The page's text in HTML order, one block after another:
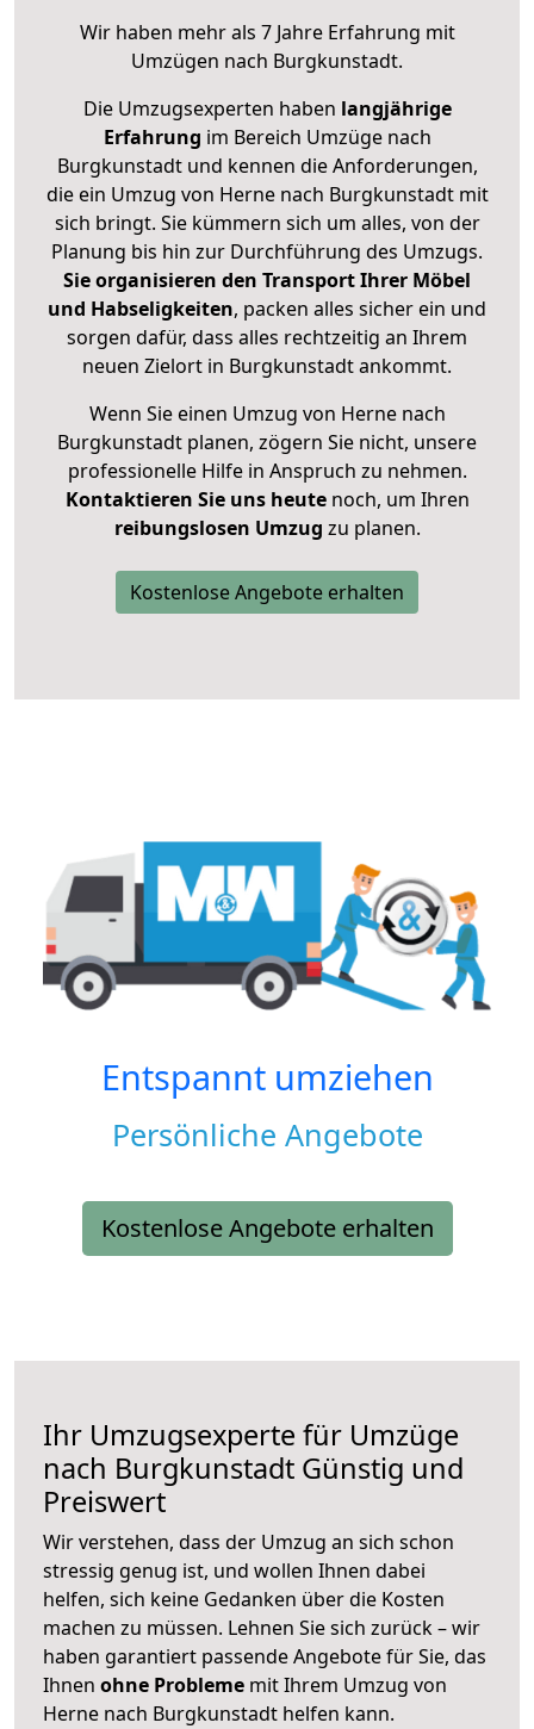
Wir haben mehr als 7 Jahre Erfahrung mit
Umzügen nach Burgkunstadt.
Die Umzugsexperten haben langjährige
Erfahrung im Bereich Umzüge nach
Burgkunstadt und kennen die Anforderungen,
die ein Umzug von Herne nach Burgkunstadt mit
sich bringt. Sie kümmern sich um alles, von der
Planung bis hin zur Durchführung des Umzugs.
Sie organisieren den Transport Ihrer Möbel
und Habseligkeiten, packen alles sicher ein und
sorgen dafür, dass alles rechtzeitig an Ihrem
neuen Zielort in Burgkunstadt ankommt.
Wenn Sie einen Umzug von Herne nach
Burgkunstadt planen, zögern Sie nicht, unsere
professionelle Hilfe in Anspruch zu nehmen.
Kontaktieren Sie uns heutenoch, um Ihren
reibungslosen Umzug zu planen.
Kostenlose Angebote erhalten
Entspannt umziehen
Persönliche Angebote
Kostenlose Angebote erhalten
Ihr Umzugsexperte für Umzüge
nach Burgkunstadt Günstig und
Preiswert
Wir verstehen, dass der Umzug an sich schon
stressig genug ist, und wollen Ihnen dabei
helfen, sich keine Gedanken über die Kosten
machen zu müssen. Lehnen Sie sich zurück – wir
haben garantiert passende Angebote für Sie, das
Ihnen ohne Probleme mit Ihrem Umzug von
Herne nach Burgkunstadt helfen kann.